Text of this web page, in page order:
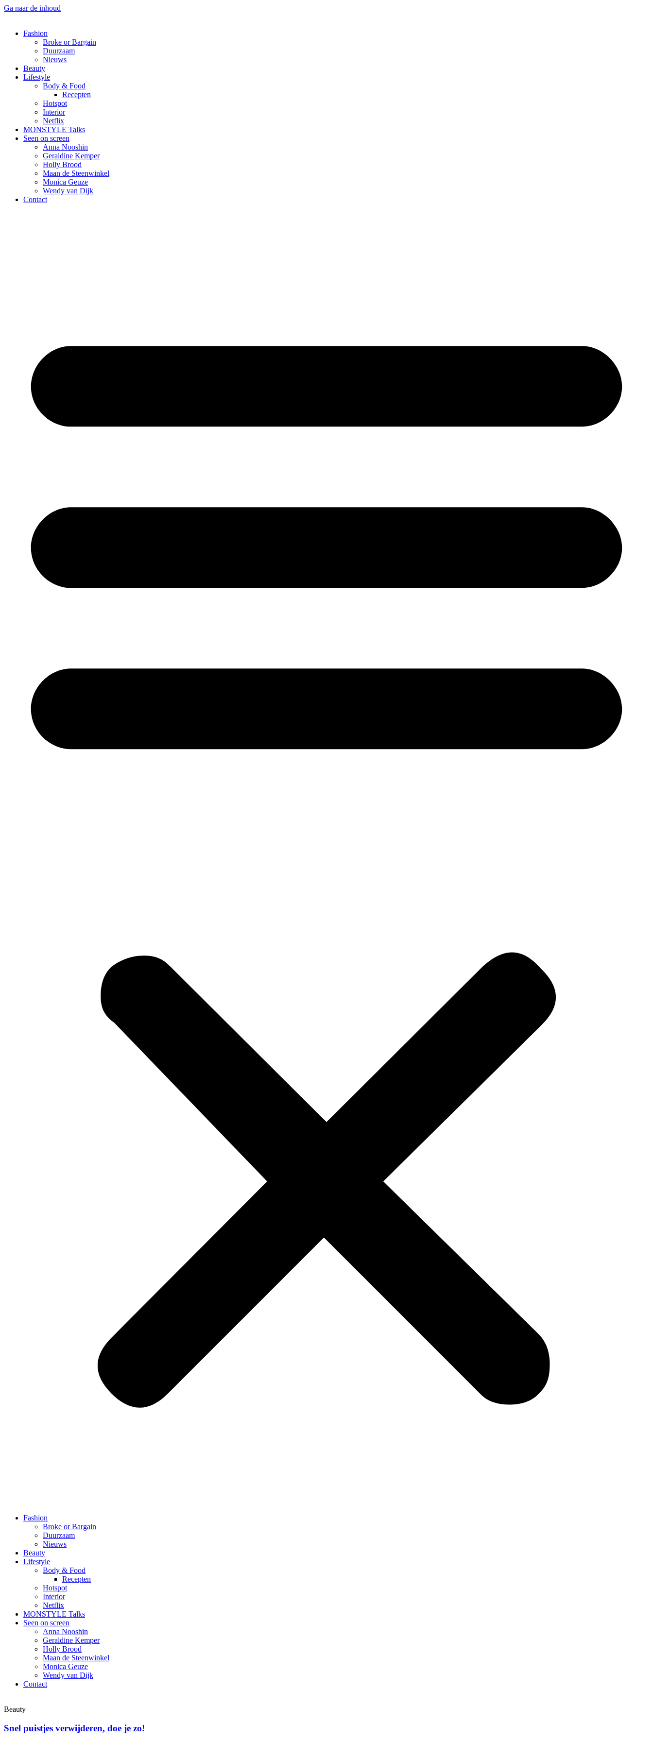
Ga naar de inhoud
Fashion
Broke or Bargain
Duurzaam
Nieuws
Beauty
Lifestyle
Body & Food
Recepten
Hotspot
Interior
Netflix
MONSTYLE Talks
Seen on screen
Anna Nooshin
Geraldine Kemper
Holly Brood
Maan de Steenwinkel
Monica Geuze
Wendy van Dijk
Contact
Fashion
Broke or Bargain
Duurzaam
Nieuws
Beauty
Lifestyle
Body & Food
Recepten
Hotspot
Interior
Netflix
MONSTYLE Talks
Seen on screen
Anna Nooshin
Geraldine Kemper
Holly Brood
Maan de Steenwinkel
Monica Geuze
Wendy van Dijk
Contact
Beauty
Snel puistjes verwijderen, doe je zo!